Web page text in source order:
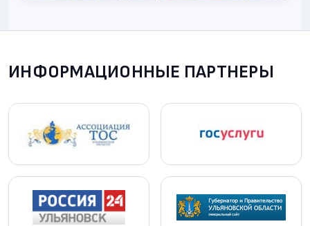
ИНФОРМАЦИОННЫЕ ПАРТНЕРЫ